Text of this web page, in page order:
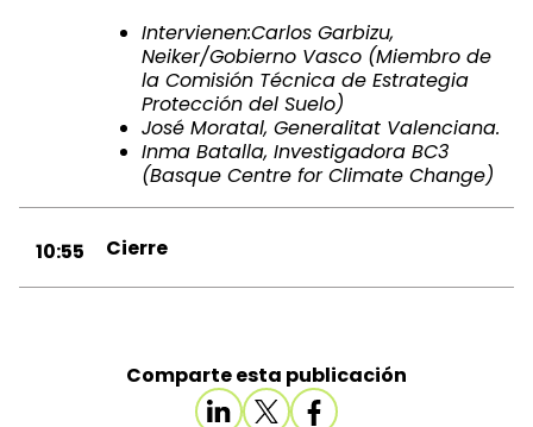
Intervienen:Carlos Garbizu,
Neiker/Gobierno Vasco (Miembro de
la Comisión Técnica de Estrategia
Protección del Suelo)
José Moratal, Generalitat Valenciana.
Inma Batalla, Investigadora BC3
(Basque Centre for Climate Change)
10:55 Cierre
Comparte esta publicación